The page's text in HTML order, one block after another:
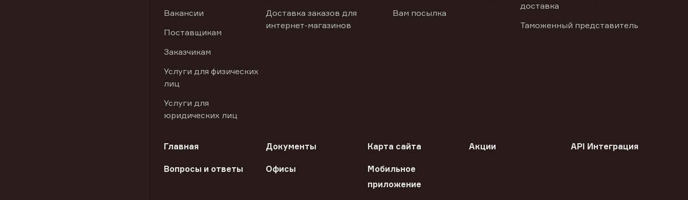
Вакансии
Поставщикам
Заказчикам
Услуги для физических
лиц
Услуги для
юридических лиц
Доставка заказов для
интернет-магазинов
Вам посылка
доставка
Таможенный представитель
Главная Документы Карта сайта Акции API Интеграция
Вопросы и ответы Офисы
Мобильное
приложение